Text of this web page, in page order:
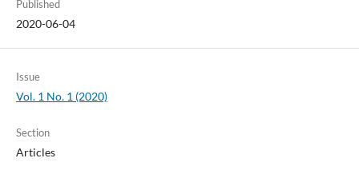
Published
2020-06-04
Issue
Vol. 1 No. 1 (2020)
Section
Articles